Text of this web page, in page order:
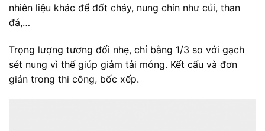
nhiên liệu khác để đốt cháy, nung chín như củi, than
đá,…
Trọng lượng tương đối nhẹ, chỉ bằng 1/3 so với gạch
sét nung vì thế giúp giảm tải móng. Kết cấu và đơn
giản trong thi công, bốc xếp.